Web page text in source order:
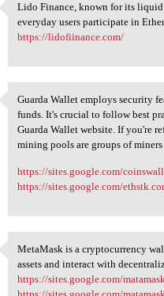
Lido Finance, known for
Lido Finance, known for its
everyday users participate in
https://lidofiinance.com/
Guarda Wallet employs
Guarda Wallet employs security
funds. It's crucial to follow best
Guarda Wallet website. If you're
mining pools are groups of
https://sites.google.com/
https://sites.google.com/
MetaMask is a
MetaMask is a cryptocurrency
assets and interact with
https://sites.google.com/